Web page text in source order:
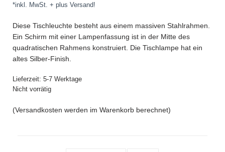
Preis
war:
64,00€
Preis
ist:
57,60€.
*inkl. MwSt. + plus Versand!
Diese Tischleuchte besteht aus einem massiven Stahlrahmen.
Ein Schirm mit einer Lampenfassung ist in der Mitte des
quadratischen Rahmens konstruiert. Die Tischlampe hat ein
altes Silber-Finish.
Lieferzeit: 5-7 Werktage
Nicht vorrätig
(Versandkosten werden im Warenkorb berechnet)